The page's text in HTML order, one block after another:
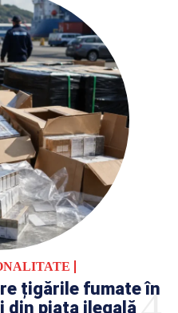
țigările fumate în
din piața ilegală